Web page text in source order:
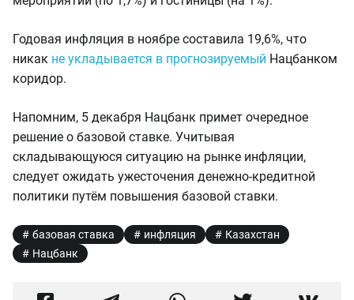
Годовая инфляция в ноябре составила 19,6%, что
никак не укладывается в прогнозируемый Нацбанком
коридор.
Напомним, 5 декабря Нацбанк примет очередное
решение о базовой ставке. Учитывая
складывающуюся ситуацию на рынке инфляции,
следует ожидать ужесточения денежно-кредитной
политики путём повышения базовой ставки.
базовая ставка инфляция
Казахстан
Нацбанк